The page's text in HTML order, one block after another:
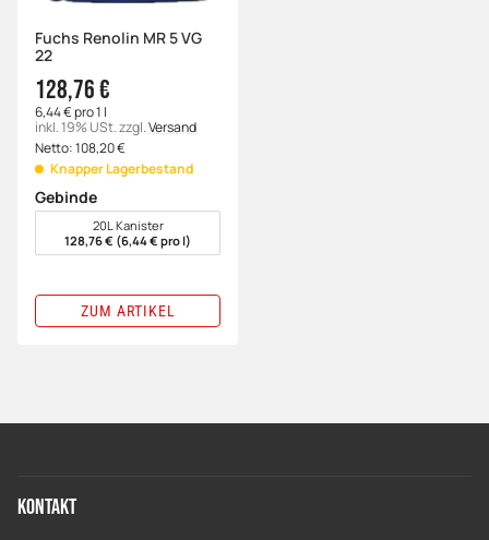
Fuchs Renolin MR 5 VG
22
128,76 €
6,44 € pro 1 l
inkl. 19% USt.zzgl.Versand
Netto:108,20€
Knapper Lagerbestand
Gebinde
wählen20L Kanister
128,76 € (6,44 € pro l)
ZUM ARTIKEL
Kontakt